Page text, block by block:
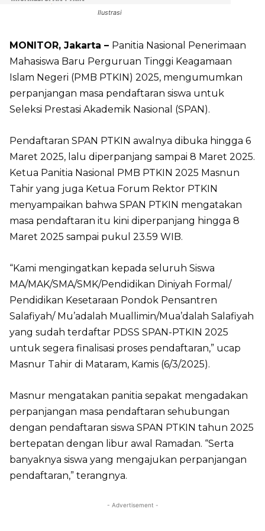
Ilustrasi
MONITOR, Jakarta – Panitia Nasional Penerimaan
Mahasiswa Baru Perguruan Tinggi Keagamaan
Islam Negeri (PMB PTKIN) 2025, mengumumkan
perpanjangan masa pendaftaran siswa untuk
Seleksi Prestasi Akademik Nasional (SPAN).
Pendaftaran SPAN PTKIN awalnya dibuka hingga 6
Maret 2025, lalu diperpanjang sampai 8 Maret 2025.
Ketua Panitia Nasional PMB PTKIN 2025 Masnun
Tahir yang juga Ketua Forum Rektor PTKIN
menyampaikan bahwa SPAN PTKIN mengatakan
masa pendaftaran itu kini diperpanjang hingga 8
Maret 2025 sampai pukul 23.59 WIB.
“Kami mengingatkan kepada seluruh Siswa
MA/MAK/SMA/SMK/Pendidikan Diniyah Formal/
Pendidikan Kesetaraan Pondok Pensantren
Salafiyah/ Mu’adalah Muallimin/Mua’dalah Salafiyah
yang sudah terdaftar PDSS SPAN-PTKIN 2025
untuk segera finalisasi proses pendaftaran,” ucap
Masnur Tahir di Mataram, Kamis (6/3/2025).
Masnur mengatakan panitia sepakat mengadakan
perpanjangan masa pendaftaran sehubungan
dengan pendaftaran siswa SPAN PTKIN tahun 2025
bertepatan dengan libur awal Ramadan. “Serta
banyaknya siswa yang mengajukan perpanjangan
pendaftaran,” terangnya.
- Advertisement -